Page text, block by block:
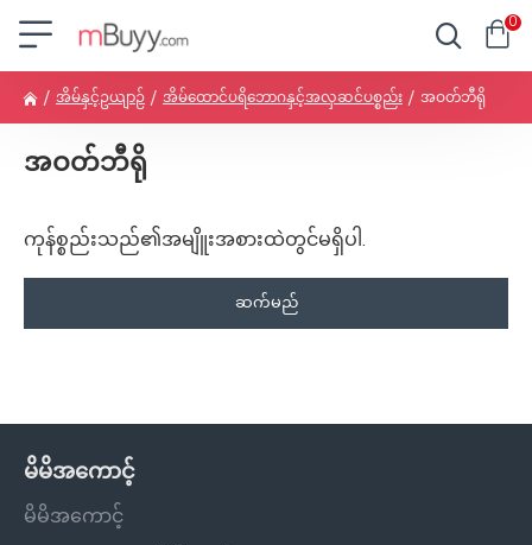
0
အိမ်နှင့်ဥယျာဉ် အိမ်ထောင်ပရိဘောဂနှင့်အလှဆင်ပစ္စည်း အဝတ်ဘီရို
အဝတ်ဘီရို
ကုန်စ္စည်းသည်၏အမျိူးအစားထဲတွင်မရှိပါ.
ဆက်မည်
မိမိအကောင့်
မိမိအကောင့်